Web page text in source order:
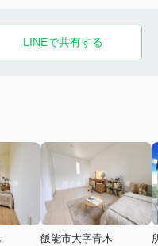
LINEで共有する
飯能市大字青木